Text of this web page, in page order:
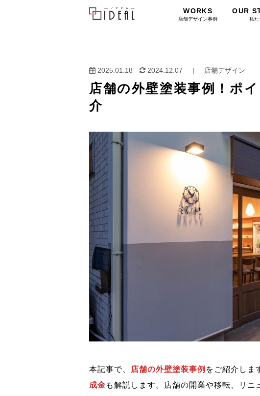
WORKS
店舗デザイン事例
OUR
私た
2025.01.18 2024.12.07 | 店舗デザイン
店舗の外壁塗装事例！ポ
介
本記事で、 店舗の外壁塗装事例 をご紹介しま
成金 も解説します。店舗の開業や移転、リニ